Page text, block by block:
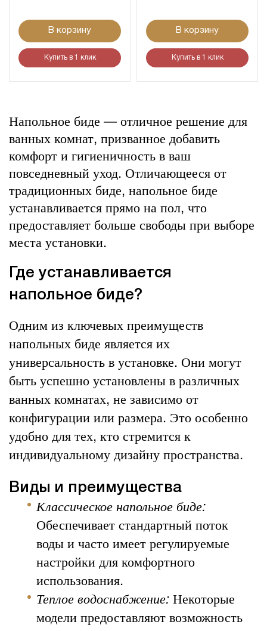
В корзину
Купить в 1 клик
В корзину
Купить в 1 клик
Напольное биде — отличное решение для
ванных комнат, призванное добавить
комфорт и гигиеничность в ваш
повседневный уход. Отличающееся от
традиционных биде, напольное биде
устанавливается прямо на пол, что
предоставляет больше свободы при выборе
места установки.
Где устанавливается
напольное биде?
Одним из ключевых преимуществ
напольных биде является их
универсальность в установке. Они могут
быть успешно установлены в различных
ванных комнатах, не зависимо от
конфигурации или размера. Это особенно
удобно для тех, кто стремится к
индивидуальному дизайну пространства.
Виды и преимущества
Классическое напольное биде:
Обеспечивает стандартный поток
воды и часто имеет регулируемые
настройки для комфортного
использования.
Теплое водоснабжение:Некоторые
модели предоставляют возможность